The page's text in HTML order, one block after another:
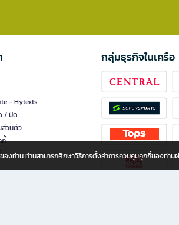
- Hytexts
/ ปิด
ส่วนตัว
กี้
กลุ่มธุรกิจในเครือ
งท่าน ท่านสามารถศึกษาวิธีการตั้งค่าการควบคุมคุกกี้ของท่าน